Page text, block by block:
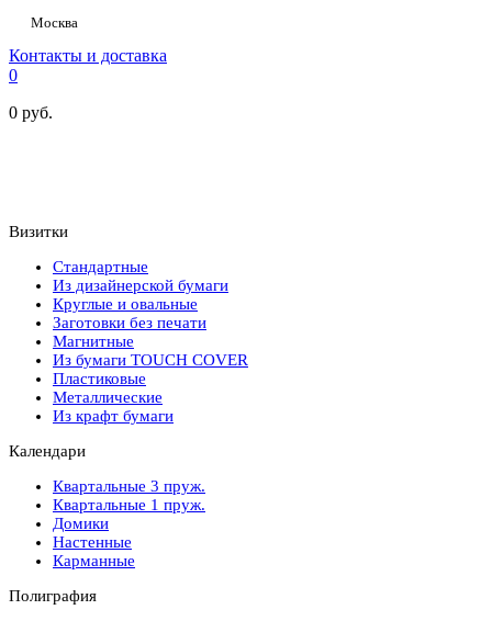
Москва
Контакты и доставка
0
0 руб.
Визитки
Стандартные
Из дизайнерской бумаги
Круглые и овальные
Заготовки без печати
Магнитные
Из бумаги TOUCH COVER
Пластиковые
Металлические
Из крафт бумаги
Календари
Квартальные 3 пруж.
Квартальные 1 пруж.
Домики
Настенные
Карманные
Полиграфия